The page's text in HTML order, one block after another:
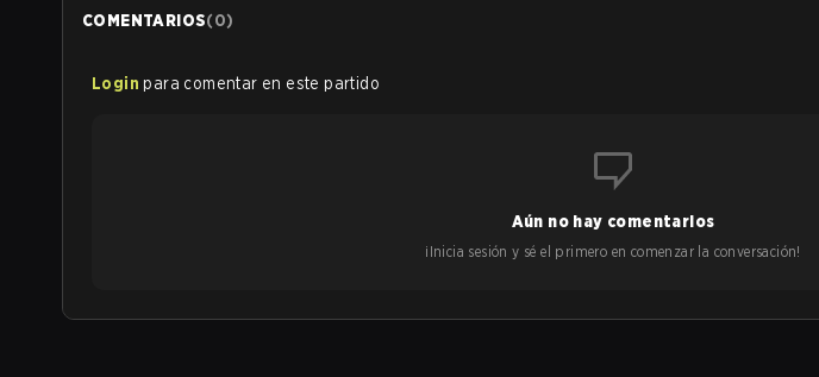
COMENTARIOS(0)
Login para comentar en este partido
Aún no hay comentarios
¡Inicia sesión y sé el primero en comenzar la conversación!